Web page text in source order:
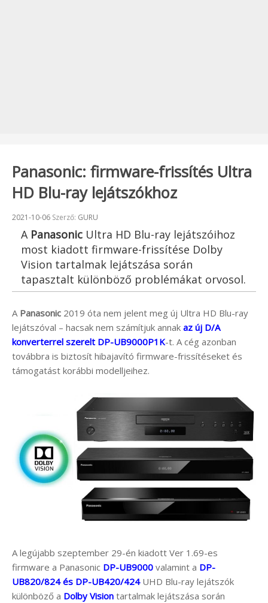
Panasonic: firmware-frissítés Ultra
HD Blu-ray lejátszókhoz
Beküldve:
2021-10-06 Szerző: GURU
A Panasonic Ultra HD Blu-ray lejátszóihoz
most kiadott firmware-frissítése Dolby
Vision tartalmak lejátszása során
tapasztalt különböző problémákat orvosol.
A Panasonic 2019 óta nem jelent meg új Ultra HD Blu-ray
lejátszóval – hacsak nem számítjuk annak az új D/A
konverterrel szerelt DP-UB9000P1K-t. A cég azonban
továbbra is biztosít hibajavító firmware-frissítéseket és
támogatást korábbi modelljeihez.
A legújabb szeptember 29-én kiadott Ver 1.69-es
firmware a Panasonic DP-UB9000 valamint a DP-
UB820/824 és DP-UB420/424UHD Blu-ray lejátszók
különböző a Dolby Vision tartalmak lejátszása során